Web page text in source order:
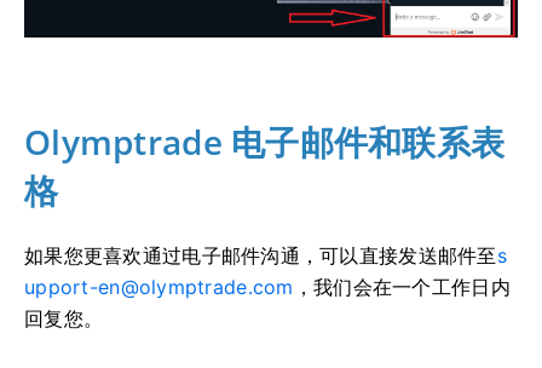
Olymptrade 电子邮件和联系表
格
如果您更喜欢通过电子邮件沟通，可以直接发送邮件至s
upport-en@olymptrade.com ，我们会在一个工作日内
回复您。